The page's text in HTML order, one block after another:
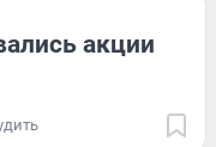
акции